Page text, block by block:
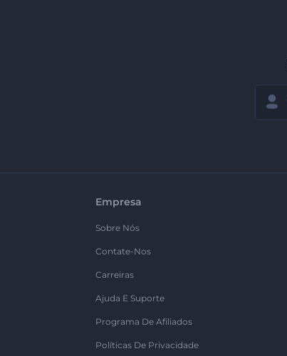
Empresa
Sobre Nós
Contate-Nos
Carreiras
Ajuda E Suporte
Programa De Afiliados
Políticas De Privacidade